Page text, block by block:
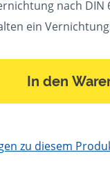
nach DIN
ein
In den
zu diesem